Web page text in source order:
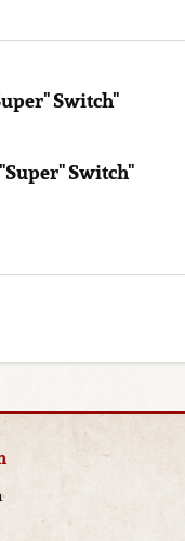
Switch"
Switch"